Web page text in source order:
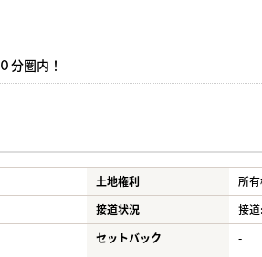
分圏内！
土地権利
所
接道状況
接
セットバック
-